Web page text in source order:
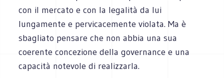
con il mercato e con la legalità da lui
lungamente e pervicacemente violata. Ma è
sbagliato pensare che non abbia una sua
coerente concezione della governance e una
capacità notevole di realizzarla.